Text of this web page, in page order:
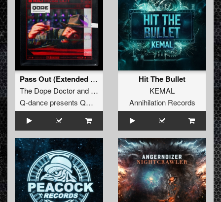
Pass Out (Extended Mix)
The Dope Doctorand Kili
Q-dance presents QORE
Hit The Bullet
KEMAL
Annihilation Records